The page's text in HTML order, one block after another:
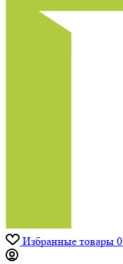
Избранные товары 0